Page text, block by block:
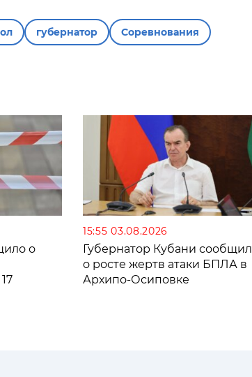
губернатор Соревнования
о
15:55 03.08.2026
Губернатор Кубани сообщил
о росте жертв атаки БПЛА в
Архипо-Осиповке